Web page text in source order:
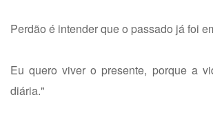
Perdão é intender que o passado já foi
Eu quero viver o presente, porque a
diária."